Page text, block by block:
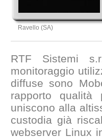
Ravello (SA)
RTF Sistemi
monitoraggio
diffuse sono
rapporto qualità
uniscono alla
custodia già
webserver Linux